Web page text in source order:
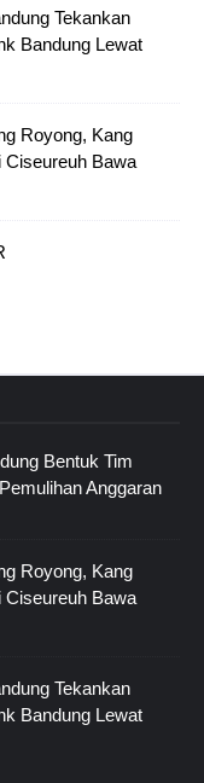
Tekankan
Bandung Lewat
Royong, Kang
Ciseureuh Bawa
Bentuk Tim
Anggaran
Royong, Kang
Ciseureuh Bawa
Tekankan
Bandung Lewat